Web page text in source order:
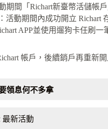
動期間「Richart新臺幣活儲帳
：活動期間內成功開立 Richart
APP並使用遛狗卡任刷
帳戶，後續銷戶再重新
領息何不多拿
最新活動